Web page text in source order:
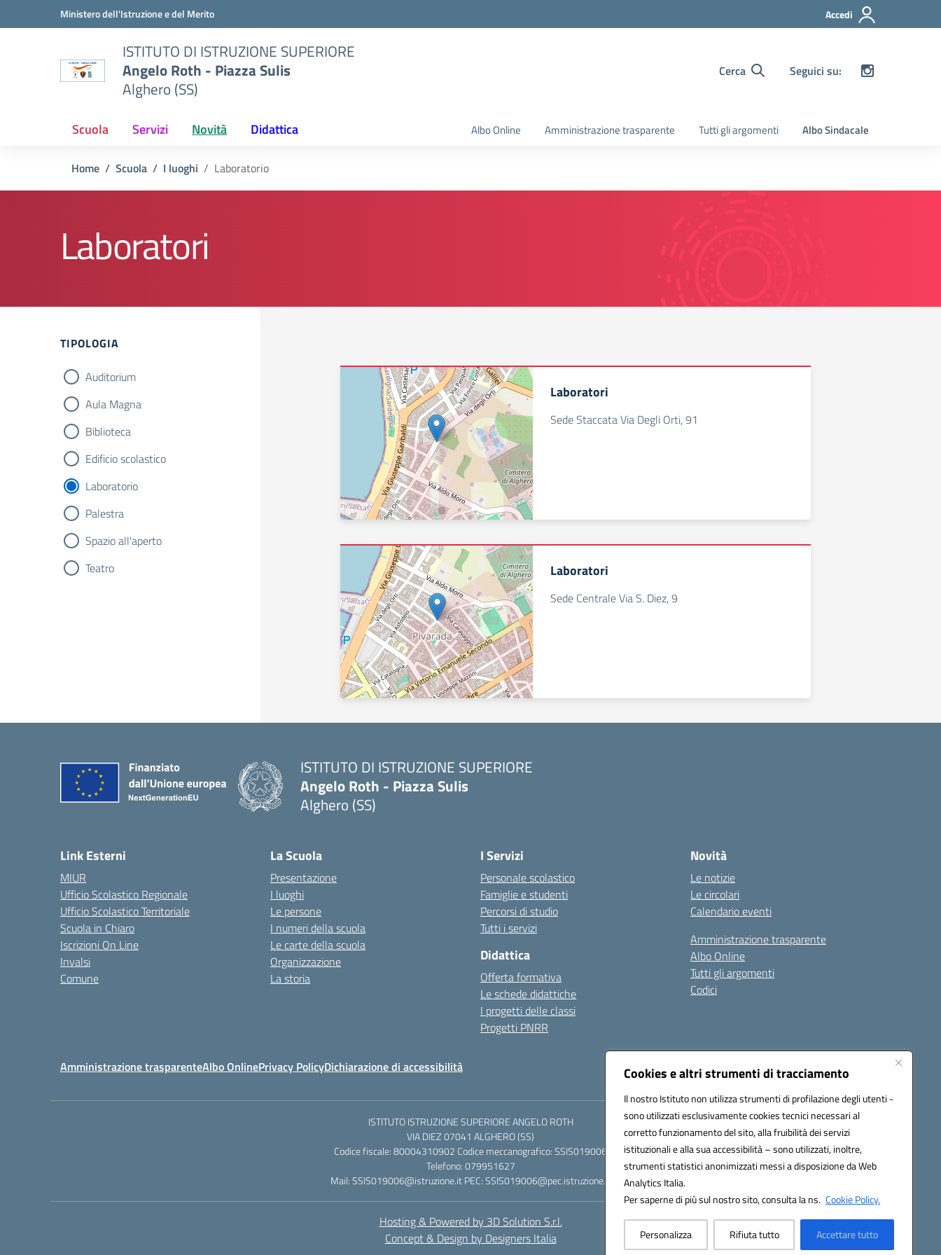
Cookies e altri strumenti di tracciamento
Il nostro Istituto non utilizza strumenti di profilazione degli utenti -
sono utilizzati esclusivamente cookies tecnici necessari al
corretto funzionamento del sito, alla fruibilità dei servizi
istituzionali e alla sua accessibilità – sono utilizzati, inoltre,
strumenti statistici anonimizzati messi a disposizione da Web
Analytics Italia.
Per saperne di più sul nostro sito, consulta la ns. Cookie Policy.
Personalizza Rifiuta tutto Accettare tutto
Vai ai contenuti
Vai al menu di navigazioneMinistero dell'Istruzione e del Merito Accedi
ISTITUTO DI ISTRUZIONE SUPERIORE
Angelo Roth - Piazza Sulis
Alghero (SS)
Cerca Seguici su:
Scuola Servizi Novità Didattica Albo Online Amministrazione trasparente Tutti gli argomenti Albo Sindacale
Home Scuola I luoghi Laboratorio
Laboratori
Filtri
TIPOLOGIA
Auditorium
Aula Magna
Biblioteca
Edificio scolastico
Laboratorio
Palestra
Spazio all'aperto
Teatro
Laboratori
Sede Staccata Via Degli Orti, 91
Laboratori
Sede Centrale Via S. Diez, 9
ISTITUTO DI ISTRUZIONE SUPERIORE
Angelo Roth - Piazza Sulis
Alghero (SS)
Link Esterni
MIUR
Ufficio Scolastico Regionale
Ufficio Scolastico Territoriale
Scuola in Chiaro
Iscrizioni On Line
Invalsi
Comune
La Scuola
Presentazione
I luoghi
Le persone
I numeri della scuola
Le carte della scuola
Organizzazione
La storia
I Servizi
Personale scolastico
Famiglie e studenti
Percorsi di studio
Tutti i servizi
Didattica
Offerta formativa
Le schede didattiche
I progetti delle classi
Progetti PNRR
Novità
Le notizie
Le circolari
Calendario eventi
Amministrazione trasparente
Albo Online
Tutti gli argomenti
Codici
Amministrazione trasparenteAlbo OnlinePrivacy PolicyDichiarazione di accessibilità Seguici su:
ISTITUTO ISTRUZIONE SUPERIORE ANGELO ROTH
VIA DIEZ 07041 ALGHERO (SS)
Codice fiscale: 80004310902 Codice meccanografico: SSIS019006
Telefono: 079951627
Mail: SSIS019006@istruzione.it PEC: SSIS019006@pec.istruzione.it
Hosting & Powered by 3D Solution S.r.l.
Concept & Design by Designers Italia